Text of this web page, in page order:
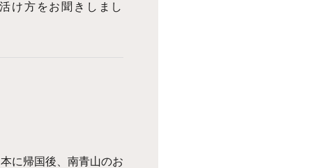
け方をお聞きしまし
に帰国後、南青山のお